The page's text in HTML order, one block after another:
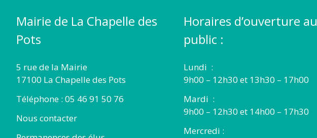
Mairie de La Chapelle des
Pots
5 rue de la Mairie
17100 La Chapelle des Pots
Téléphone : 05 46 91 50 76
Nous contacter
Horaires d’ouverture au
public :
Lundi :
9h00 – 12h30 et 13h30 – 17h00
Mardi :
9h00 – 12h30 et 14h00 – 17h30
Mercredi :